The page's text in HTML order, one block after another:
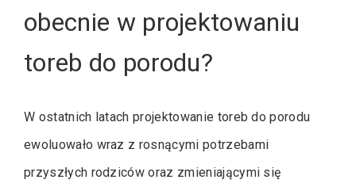
obecnie w projektowaniu
toreb do porodu?
W ostatnich latach projektowanie toreb do porodu
ewoluowało wraz z rosnącymi potrzebami
przyszłych rodziców oraz zmieniającymi się